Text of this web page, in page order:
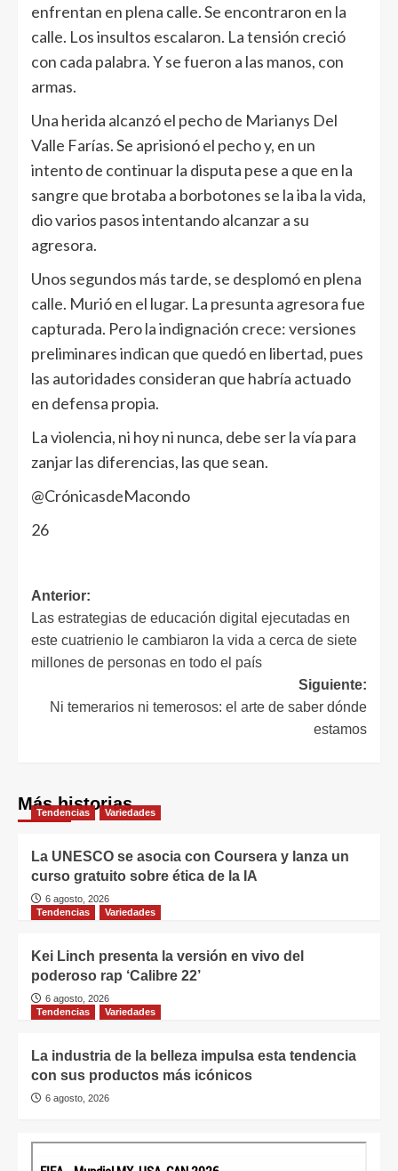
enfrentan en plena calle. Se encontraron en la
calle. Los insultos escalaron. La tensión creció
con cada palabra. Y se fueron a las manos, con
armas.
Una herida alcanzó el pecho de Marianys Del
Valle Farías. Se aprisionó el pecho y, en un
intento de continuar la disputa pese a que en la
sangre que brotaba a borbotones se la iba la vida,
dio varios pasos intentando alcanzar a su
agresora.
Unos segundos más tarde, se desplomó en plena
calle. Murió en el lugar. La presunta agresora fue
capturada. Pero la indignación crece: versiones
preliminares indican que quedó en libertad, pues
las autoridades consideran que habría actuado
en defensa propia.
La violencia, ni hoy ni nunca, debe ser la vía para
zanjar las diferencias, las que sean.
@CrónicasdeMacondo
26
Anterior:
Las estrategias de educación digital ejecutadas en
este cuatrienio le cambiaron la vida a cerca de siete
millones de personas en todo el país
Siguiente:
Ni temerarios ni temerosos: el arte de saber dónde
estamos
Más historias
Tendencias Variedades
La UNESCO se asocia con Coursera y lanza un
curso gratuito sobre ética de la IA
6 agosto, 2026
Tendencias
Variedades
Kei Linch presenta la versión en vivo del
poderoso rap ‘Calibre 22’
6 agosto, 2026
Tendencias
Variedades
La industria de la belleza impulsa esta tendencia
con sus productos más icónicos
6 agosto, 2026